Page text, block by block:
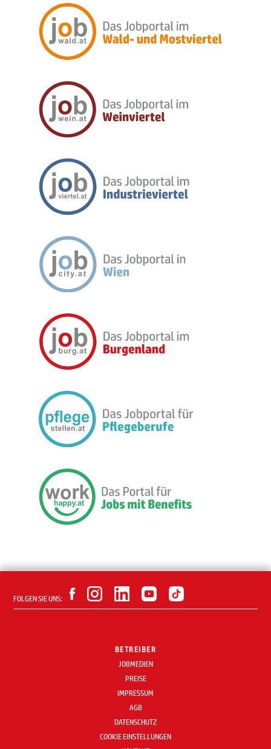
FOLGEN SIE UNS:
BETREIBER
JOBMEDIEN
PREISE
IMPRESSUM
AGB
DATENSCHUTZ
COOKIE EINSTELLUNGEN